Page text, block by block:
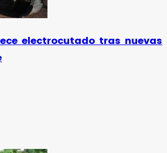
electrocutado tras nuevas